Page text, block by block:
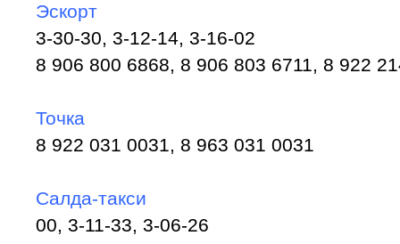
Эскорт
3-30-30, 3-12-14, 3-16-02
8 906 800 6868, 8 906 803 6711, 8 922
Точка
8 922 031 0031, 8 963 031 0031
Cалда-такси
00, 3-11-33, 3-06-26